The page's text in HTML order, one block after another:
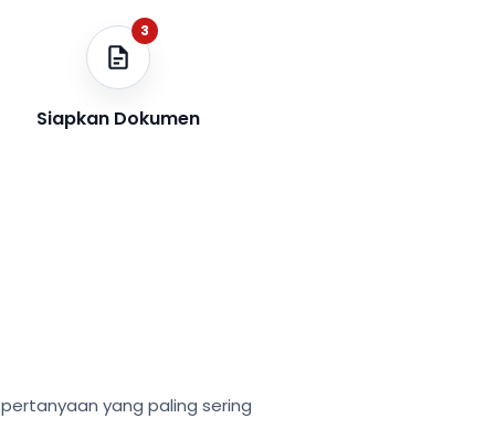
3
Siapkan Dokumen
yang paling sering